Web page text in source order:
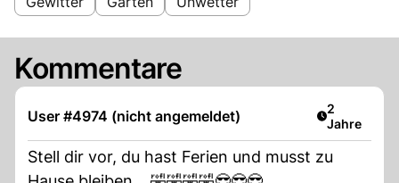
Kommentare
User #4974 (nicht angemeldet) Artikel
2
Jahre
Stell dir vor, du hast Ferien und musst zu